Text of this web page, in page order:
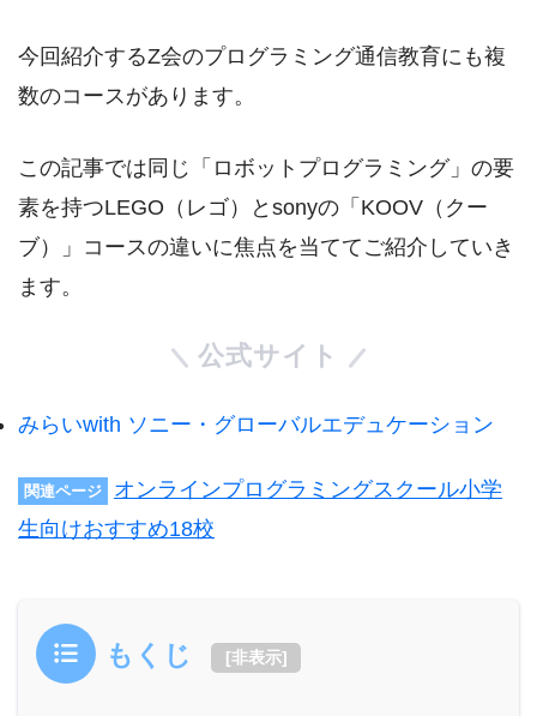
今回紹介するZ会のプログラミング通信教育にも複
数のコースがあります。
この記事では同じ「ロボットプログラミング」の要
素を持つLEGO（レゴ）とsonyの「KOOV（クー
ブ）」コースの違いに焦点を当ててご紹介していき
ます。
公式サイト
みらいwith ソニー・グローバルエデュケーション
関連ページ
オンラインプログラミングスクール小学
生向けおすすめ18校
もくじ [非表示]